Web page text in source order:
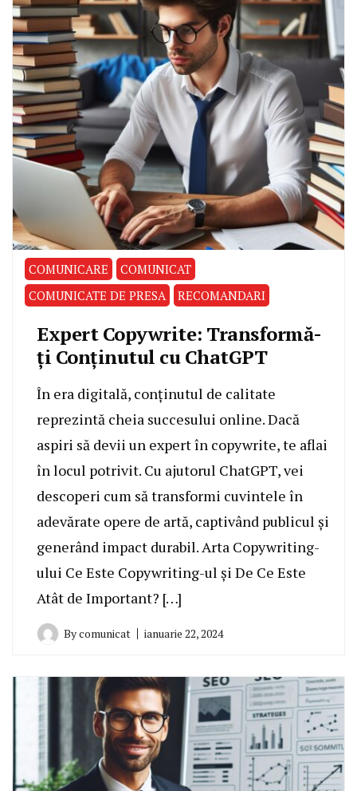
COMUNICARE
COMUNICAT
COMUNICATE DE PRESA
RECOMANDARI
Expert Copywrite: Transformă-
ți Conținutul cu ChatGPT
În era digitală, conținutul de calitate
reprezintă cheia succesului online. Dacă
aspiri să devii un expert în copywrite, te aflai
în locul potrivit. Cu ajutorul ChatGPT, vei
descoperi cum să transformi cuvintele în
adevărate opere de artă, captivând publicul și
generând impact durabil. Arta Copywriting-
ului Ce Este Copywriting-ul și De Ce Este
Atât de Important? […]
Bycomunicat ianuarie 22, 2024